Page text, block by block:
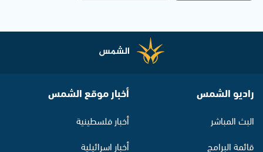
راديو الشمس
البث المباشر
قائمة البرامج
أخبار موقع الشمس
أخبار فلسطينية
أخبار اسرائيلية